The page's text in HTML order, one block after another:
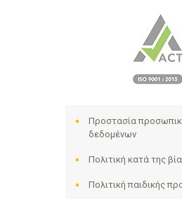
Προστασία
δεδομένων
Πολιτική κατά της
Πολιτική παιδικής